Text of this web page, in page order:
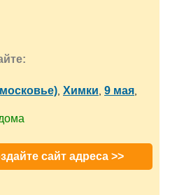
Химки 9 мая
сайт адреса >>